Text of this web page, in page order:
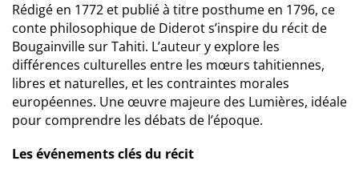
Rédigé en 1772 et publié à titre posthume en 1796, ce
conte philosophique de Diderot s’inspire du récit de
Bougainville sur Tahiti. L’auteur y explore les
différences culturelles entre les mœurs tahitiennes,
libres et naturelles, et les contraintes morales
européennes. Une œuvre majeure des Lumières, idéale
pour comprendre les débats de l’époque.
Les événements clés du récit